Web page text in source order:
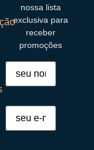
nossa lista
exclusiva para
receber
promoções